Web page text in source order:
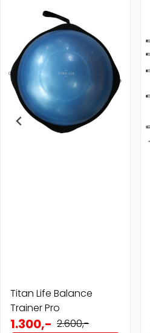
Titan Life Balance
Trainer Pro
1.300,- 2.600,-